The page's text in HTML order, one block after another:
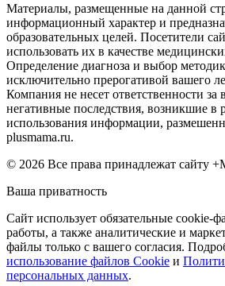
Материалы, размещенные на данной
информационный характер и
образовательных целей. Посетители
использовать их в качестве
Определение диагноза и выбор
исключительно прерогативой вашего
Компания не несет ответственности
негативные последствия, возникшие в
использования информации,
plusmama.ru.
© 2026 Все права принадлежат сайту
Ваша приватность
Сайт использует обязательные cookie-
работы, а также аналитические и
файлы только с вашего согласия.
использование файлов Cookie и
персональных данных.